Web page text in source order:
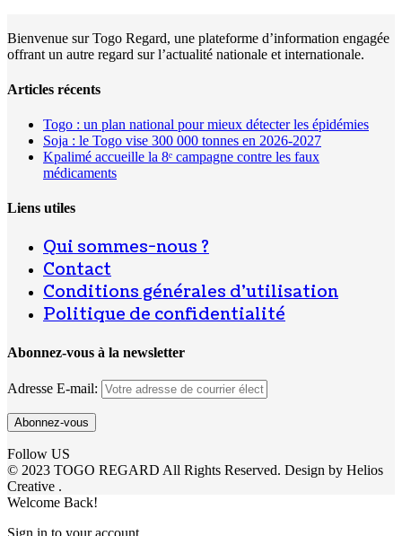
Bienvenue sur Togo Regard, une plateforme d’information engagée
offrant un autre regard sur l’actualité nationale et internationale.
Articles récents
Togo : un plan national pour mieux détecter les épidémies
Soja : le Togo vise 300 000 tonnes en 2026-2027
Kpalimé accueille la 8ᵉ campagne contre les faux
médicaments
Liens utiles
Qui sommes-nous ?
Contact
Conditions générales d’utilisation
Politique de confidentialité
Abonnez-vous à la newsletter
Adresse E-mail:
Follow US
© 2023 TOGO REGARD All Rights Reserved. Design by Helios
Creative .
Welcome Back!